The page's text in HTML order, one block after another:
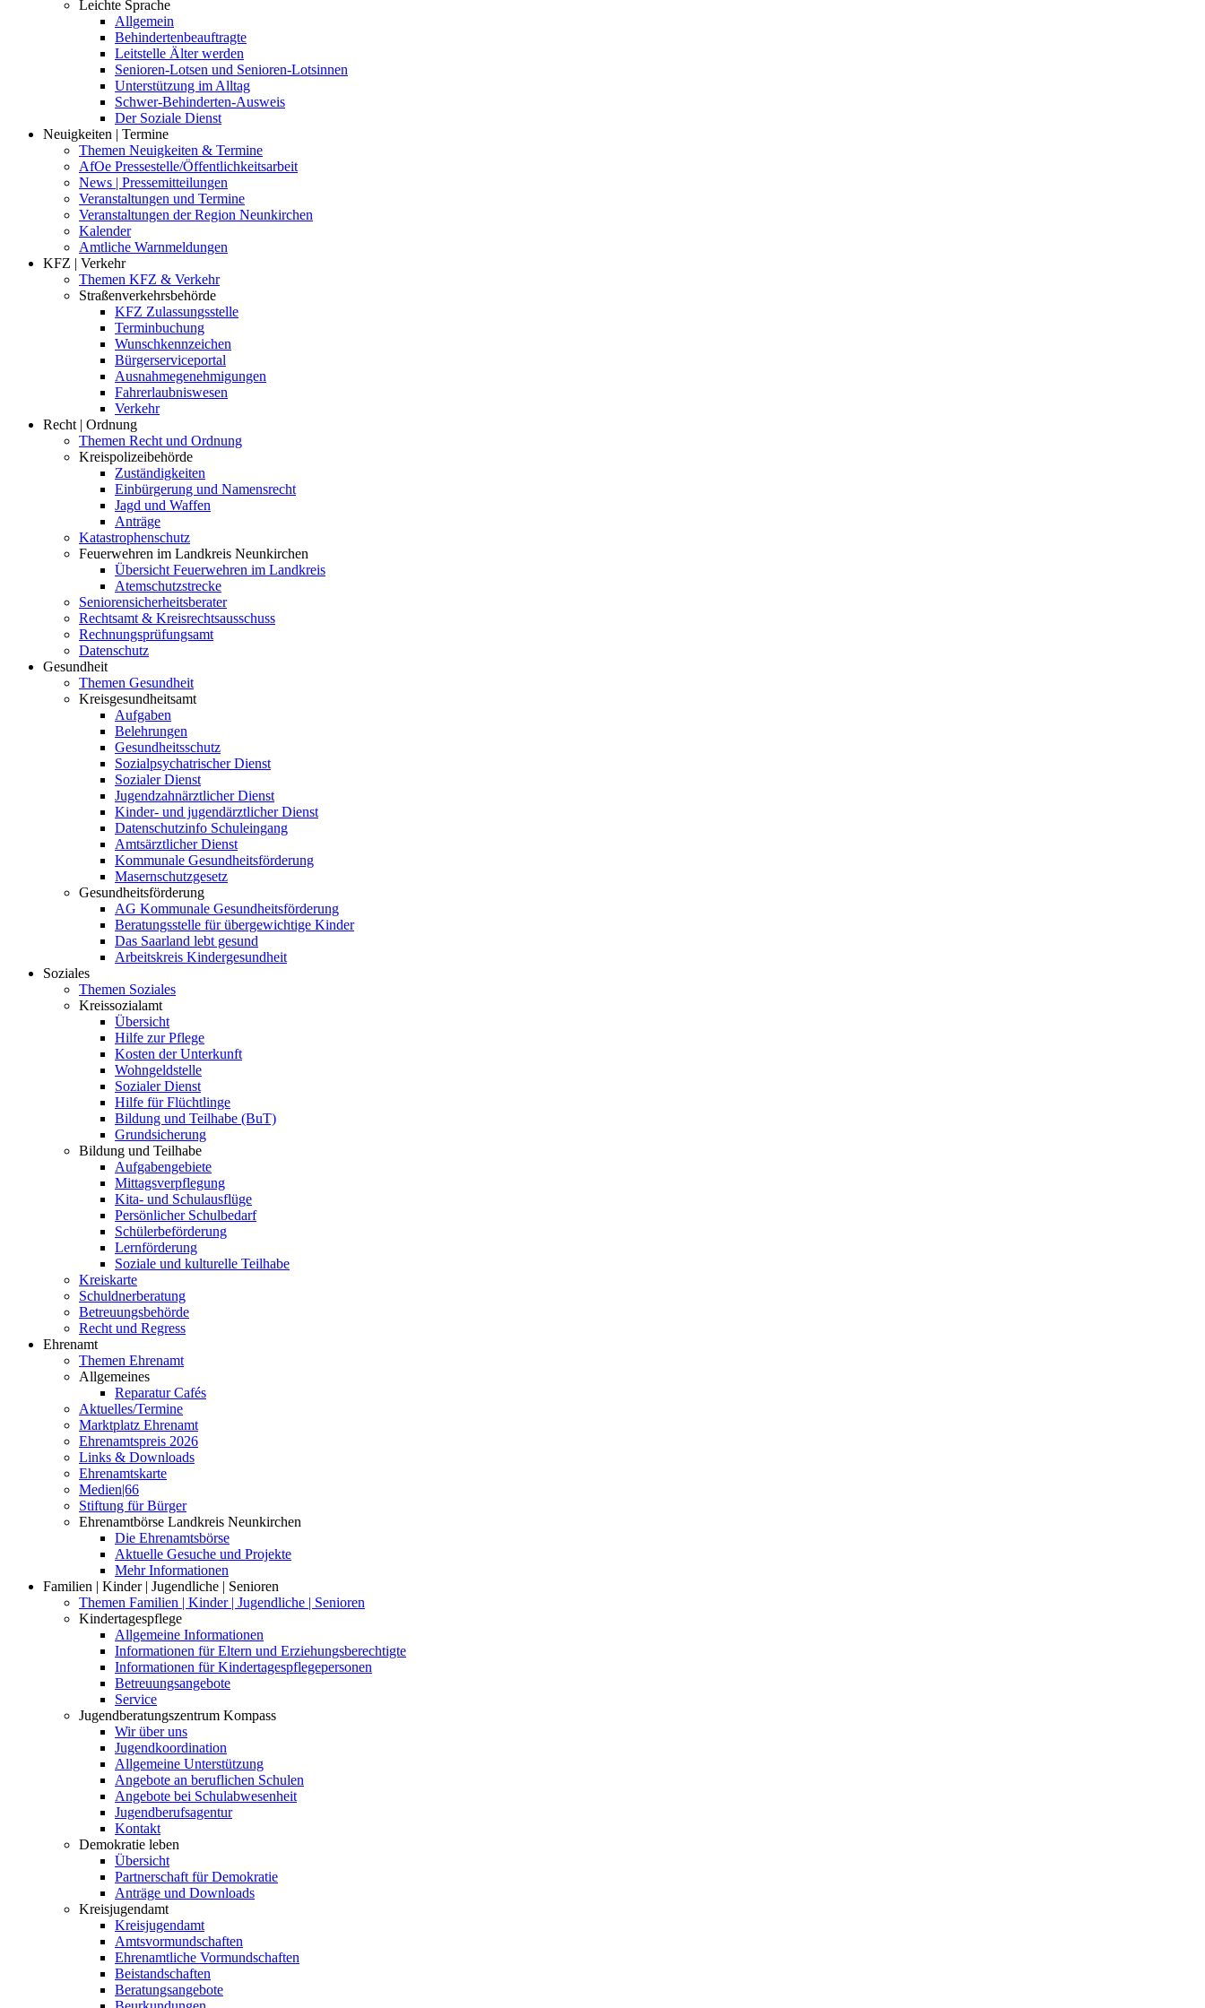
Leichte Sprache
Allgemein
Behindertenbeauftragte
Leitstelle Älter werden
Senioren-Lotsen und Senioren-Lotsinnen
Unterstützung im Alltag
Schwer-Behinderten-Ausweis
Der Soziale Dienst
Neuigkeiten | Termine
Themen Neuigkeiten & Termine
AfOe Pressestelle/Öffentlichkeitsarbeit
News | Pressemitteilungen
Veranstaltungen und Termine
Veranstaltungen der Region Neunkirchen
Kalender
Amtliche Warnmeldungen
KFZ | Verkehr
Themen KFZ & Verkehr
Straßenverkehrsbehörde
KFZ Zulassungsstelle
Terminbuchung
Wunschkennzeichen
Bürgerserviceportal
Ausnahmegenehmigungen
Fahrerlaubniswesen
Verkehr
Recht | Ordnung
Themen Recht und Ordnung
Kreispolizeibehörde
Zuständigkeiten
Einbürgerung und Namensrecht
Jagd und Waffen
Anträge
Katastrophenschutz
Feuerwehren im Landkreis Neunkirchen
Übersicht Feuerwehren im Landkreis
Atemschutzstrecke
Seniorensicherheitsberater
Rechtsamt & Kreisrechtsausschuss
Rechnungsprüfungsamt
Datenschutz
Gesundheit
Themen Gesundheit
Kreisgesundheitsamt
Aufgaben
Belehrungen
Gesundheitsschutz
Sozialpsychatrischer Dienst
Sozialer Dienst
Jugendzahnärztlicher Dienst
Kinder- und jugendärztlicher Dienst
Datenschutzinfo Schuleingang
Amtsärztlicher Dienst
Kommunale Gesundheitsförderung
Masernschutzgesetz
Gesundheitsförderung
AG Kommunale Gesundheitsförderung
Beratungsstelle für übergewichtige Kinder
Das Saarland lebt gesund
Arbeitskreis Kindergesundheit
Soziales
Themen Soziales
Kreissozialamt
Übersicht
Hilfe zur Pflege
Kosten der Unterkunft
Wohngeldstelle
Sozialer Dienst
Hilfe für Flüchtlinge
Bildung und Teilhabe (BuT)
Grundsicherung
Bildung und Teilhabe
Aufgabengebiete
Mittagsverpflegung
Kita- und Schulausflüge
Persönlicher Schulbedarf
Schülerbeförderung
Lernförderung
Soziale und kulturelle Teilhabe
Kreiskarte
Schuldnerberatung
Betreuungsbehörde
Recht und Regress
Ehrenamt
Themen Ehrenamt
Allgemeines
Reparatur Cafés
Aktuelles/Termine
Marktplatz Ehrenamt
Ehrenamtspreis 2026
Links & Downloads
Ehrenamtskarte
Medien|66
Stiftung für Bürger
Ehrenamtbörse Landkreis Neunkirchen
Die Ehrenamtsbörse
Aktuelle Gesuche und Projekte
Mehr Informationen
Familien | Kinder | Jugendliche | Senioren
Themen Familien | Kinder | Jugendliche | Senioren
Kindertagespflege
Allgemeine Informationen
Informationen für Eltern und Erziehungsberechtigte
Informationen für Kindertagespflegepersonen
Betreuungsangebote
Service
Jugendberatungszentrum Kompass
Wir über uns
Jugendkoordination
Allgemeine Unterstützung
Angebote an beruflichen Schulen
Angebote bei Schulabwesenheit
Jugendberufsagentur
Kontakt
Demokratie leben
Übersicht
Partnerschaft für Demokratie
Anträge und Downloads
Kreisjugendamt
Kreisjugendamt
Amtsvormundschaften
Ehrenamtliche Vormundschaften
Beistandschaften
Beratungsangebote